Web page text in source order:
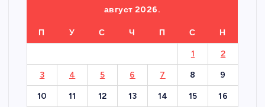
август 2026.
П У С Ч П С Н
1 2
3 4 5 6 7 8 9
10 11 12 13 14 15 16